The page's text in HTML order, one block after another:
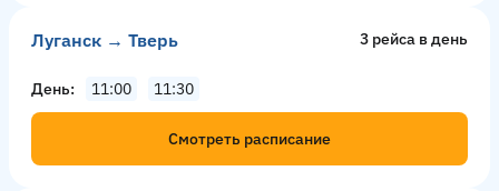
Луганск → Тверь 3 рейсa в день
День 11:00 11:30
Смотреть расписание